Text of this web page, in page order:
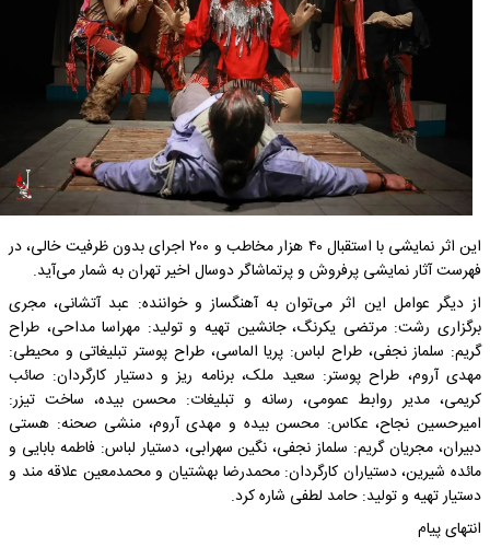
این اثر نمایشی با استقبال ۴۰ هزار مخاطب و ۲۰۰ اجرای بدون ظرفیت خالی، در
فهرست آثار نمایشی پرفروش و پرتماشاگر دوسال اخیر تهران به شمار می‌آید.
از دیگر عوامل این اثر می‌توان به آهنگساز و خواننده: عبد آتشانی، مجری
برگزاری رشت: مرتضی یکرنگ، جانشین تهیه و تولید: مهراسا مداحی، طراح
گریم: سلماز نجفی، طراح لباس: پریا الماسی، طراح پوستر تبلیغاتی و محیطی:
مهدی آروم، طراح پوستر: سعید ملک، برنامه ریز و دستیار کارگردان: صائب
کریمی، مدیر روابط عمومی، رسانه و تبلیغات: محسن بیده، ساخت تیزر:
امیرحسین نجاح، عکاس: محسن بیده و مهدی آروم، منشی صحنه: هستی
دبیران، مجریان گریم: سلماز نجفی، نگین سهرابی، دستیار لباس: فاطمه بابایی و
مائده شیرین، دستیاران کارگردان: محمدرضا بهشتیان و محمدمعین علاقه مند و
دستیار تهیه و تولید: حامد لطفی شاره کرد.
انتهای پیام